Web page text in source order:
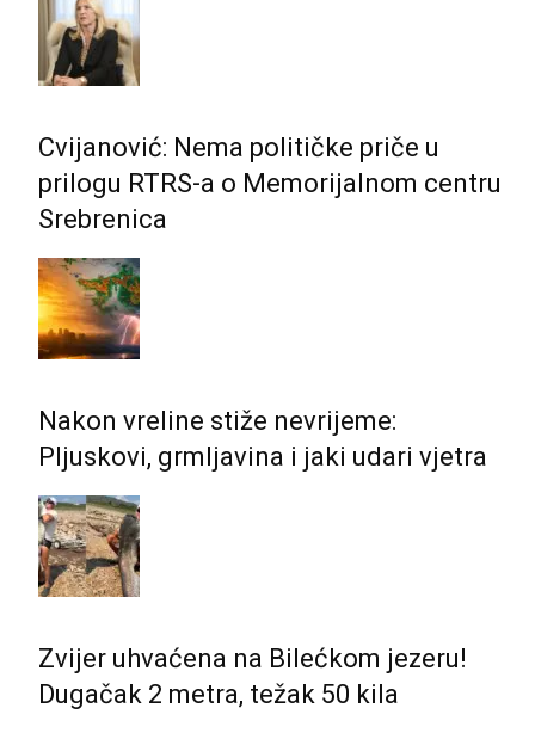
Cvijanović: Nema političke priče u
prilogu RTRS-a o Memorijalnom centru
Srebrenica
Nakon vreline stiže nevrijeme:
Pljuskovi, grmljavina i jaki udari vjetra
Zvijer uhvaćena na Bilećkom jezeru!
Dugačak 2 metra, težak 50 kila